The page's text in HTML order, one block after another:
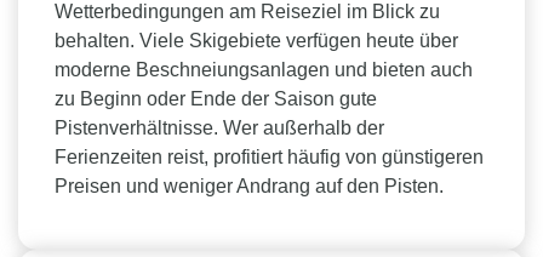
Wetterbedingungen am Reiseziel im Blick zu
behalten. Viele Skigebiete verfügen heute über
moderne Beschneiungsanlagen und bieten auch
zu Beginn oder Ende der Saison gute
Pistenverhältnisse. Wer außerhalb der
Ferienzeiten reist, profitiert häufig von günstigeren
Preisen und weniger Andrang auf den Pisten.